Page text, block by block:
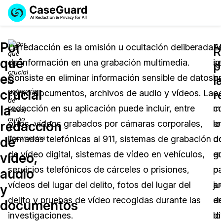
Licencia de CaseGuard Studio
Precios de Redacción a Pedido
Soluciones
Redacción de vídeos
Redacción de documentos
Redacción de audio
Redacción de imágenes
Transcripción y Traducción
Industrias
Cuerpos Policiales
Transportación
Educación
El Gobierno
Precios
Recursos
Preguntas Frecuentes
Artículos
Casos Practicos
Eventos
Demo
English
Español
Por
qué
es
crucial
la
redacción
de
vídeo,
audio
y
documentos
La redacción es la omisión u ocultación deliberada
de información en una grabación multimedia.
Consiste en eliminar información sensible de datos
como documentos, archivos de audio y vídeos. La
redacción en su aplicación puede incluir, entre
otros, vídeos grabados por cámaras corporales,
llamadas telefónicas al 911, sistemas de grabación
de vídeo digital, sistemas de vídeo en vehículos,
servicios telefónicos de cárceles o prisiones,
vídeos del lugar del delito, fotos del lugar del
delito y pruebas de vídeo recogidas durante las
investigaciones.
Al
a
o